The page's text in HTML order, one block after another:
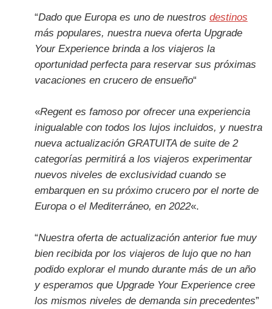
“Dado que Europa es uno de nuestros destinos
más populares, nuestra nueva oferta Upgrade
Your Experience brinda a los viajeros la
oportunidad perfecta para reservar sus próximas
vacaciones en crucero de ensueño“
«Regent es famoso por ofrecer una experiencia
inigualable con todos los lujos incluidos, y nuestra
nueva actualización GRATUITA de suite de 2
categorías permitirá a los viajeros experimentar
nuevos niveles de exclusividad cuando se
embarquen en su próximo crucero por el norte de
Europa o el Mediterráneo, en 2022«.
“Nuestra oferta de actualización anterior fue muy
bien recibida por los viajeros de lujo que no han
podido explorar el mundo durante más de un año
y esperamos que Upgrade Your Experience cree
los mismos niveles de demanda sin precedentes”